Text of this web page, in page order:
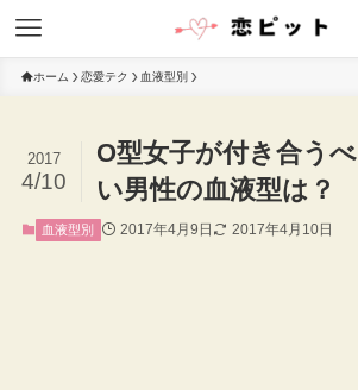
ホーム 恋愛テク 血液型別
O型女子が付き合う
い男性の血液型は？
2017
4/10
血液型別 2017年4月9日 2017年4月10日